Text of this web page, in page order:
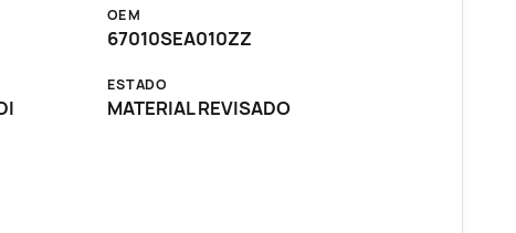
OEM
67010SEA010ZZ
ESTADO
MATERIAL REVISADO